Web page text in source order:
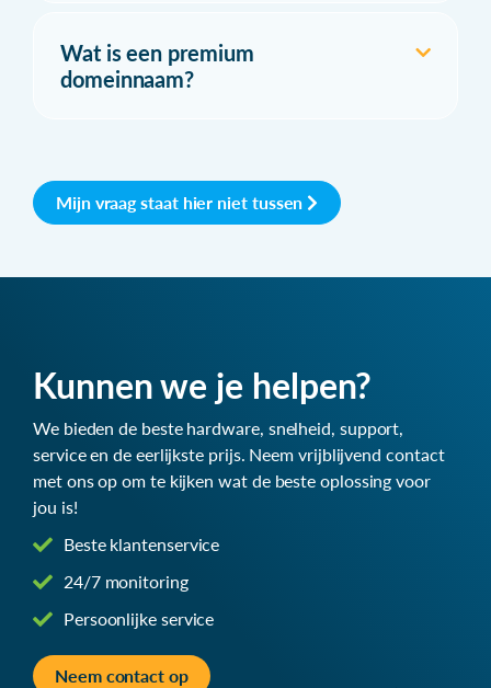
Wat is een premium
domeinnaam?
Mijn vraag staat hier niet tussen
Kunnen we je helpen?
We bieden de beste hardware, snelheid, support,
service en de eerlijkste prijs. Neem vrijblijvend contact
met ons op om te kijken wat de beste oplossing voor
jou is!
Beste klantenservice
24/7 monitoring
Persoonlijke service
Neem contact op